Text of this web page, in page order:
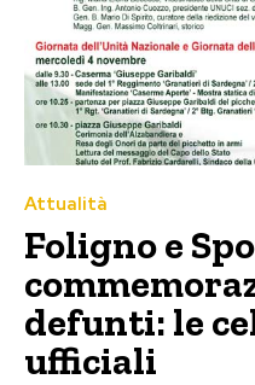
Attualità
Foligno e
defunti: le
ufficiali